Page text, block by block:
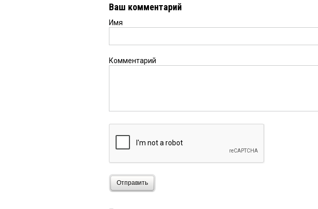
Ваш комментарий
Имя
Комментарий
Отправить